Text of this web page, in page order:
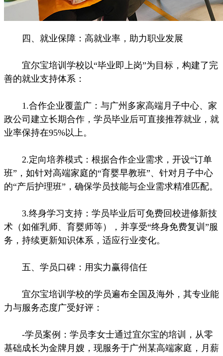
四、就业保障：高就业率，助力职业发展
宜尔宝培训学校以“毕业即上岗”为目标，构建了完
善的就业支持体系：
1.合作企业覆盖广：与广州多家高端月子中心、家
政公司建立长期合作，学员毕业后可直接推荐就业，就
业率保持在95%以上。
2.定向培养模式：根据合作企业需求，开设“订单
班”，如针对高端家庭的“育婴早教班”、针对月子中心
的“产后护理班”，确保学员技能与企业需求精准匹配。
3.终身学习支持：学员毕业后可免费回校进修新技
术（如催乳师、育婴师等），并享受“终身免费复训”服
务，持续更新知识体系，适应行业变化。
五、学员口碑：用实力赢得信任
宜尔宝培训学校的学员遍布全国及海外，其专业能
力与服务态度广受好评：
-学员案例：学员李女士通过宜尔宝的培训，从零
基础成长为金牌月嫂，现服务于广州某高端家庭，月薪